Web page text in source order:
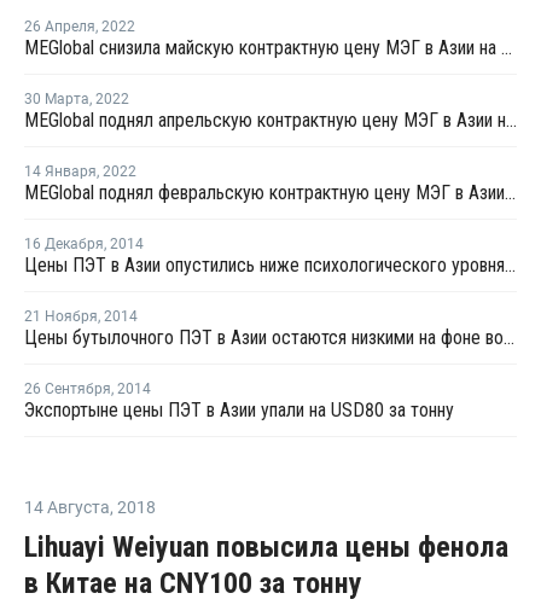
26 Апреля, 2022
MEGlobal снизила майскую контрактную цену МЭГ в Азии на USD20 за тонну
30 Марта, 2022
MEGlobal поднял апрельскую контрактную цену МЭГ в Азии на USD40 за тонну
14 Января, 2022
MEGlobal поднял февральскую контрактную цену МЭГ в Азии на USD30 за тонну
16 Декабря, 2014
Цены ПЭТ в Азии опустились ниже психологического уровня в USD1 000 за тонну, FOB
21 Ноября, 2014
Цены бутылочного ПЭТ в Азии остаются низкими на фоне волатильности цен сырья
26 Сентября, 2014
Экспортыне цены ПЭТ в Азии упали на USD80 за тонну
14 Августа, 2018
Lihuayi Weiyuan повысила цены фенола
в Китае на CNY100 за тонну